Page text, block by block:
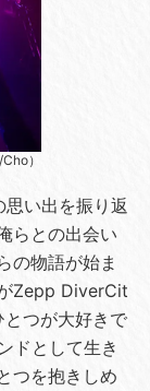
）
い出を振り返
らとの出会い
の物語が始ま
Zepp DiverCit
つが大好きで
ドとして生き
つを抱きしめ